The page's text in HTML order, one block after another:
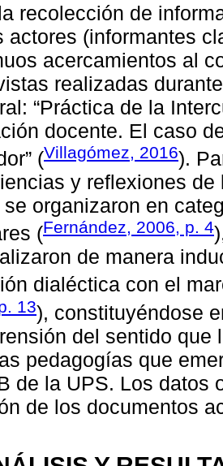
recolección de
actores (informantes
acercamientos al
realizadas
“Práctica de la
docente. El caso
(Villagómez, 2016).
y reflexiones
se organizaron en
(Fernández, 2006, p. 4
de manera
dialéctica con el
13), constituyéndose
del sentido que
pedagogías que
de la UPS. Los datos
de los documentos